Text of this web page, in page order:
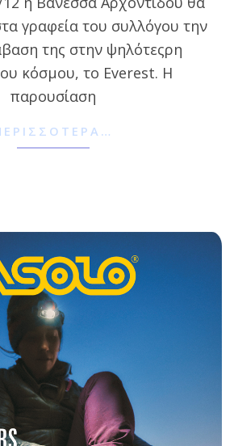
γραφεία του συλλόγου την
της στην ψηλότεςρη
κόσμου, το Everest. H
παρουσίαση